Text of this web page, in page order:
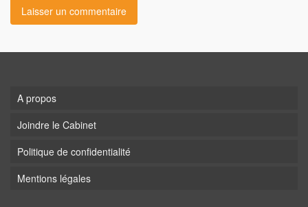
A propos
Joindre le Cabinet
Politique de confidentialité
Mentions légales